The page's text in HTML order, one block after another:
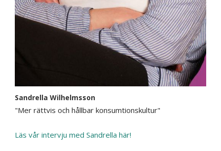
Sandrella Wilhelmsson
"Mer rättvis och hållbar konsumtionskultur"
Läs vår intervju med Sandrella här!